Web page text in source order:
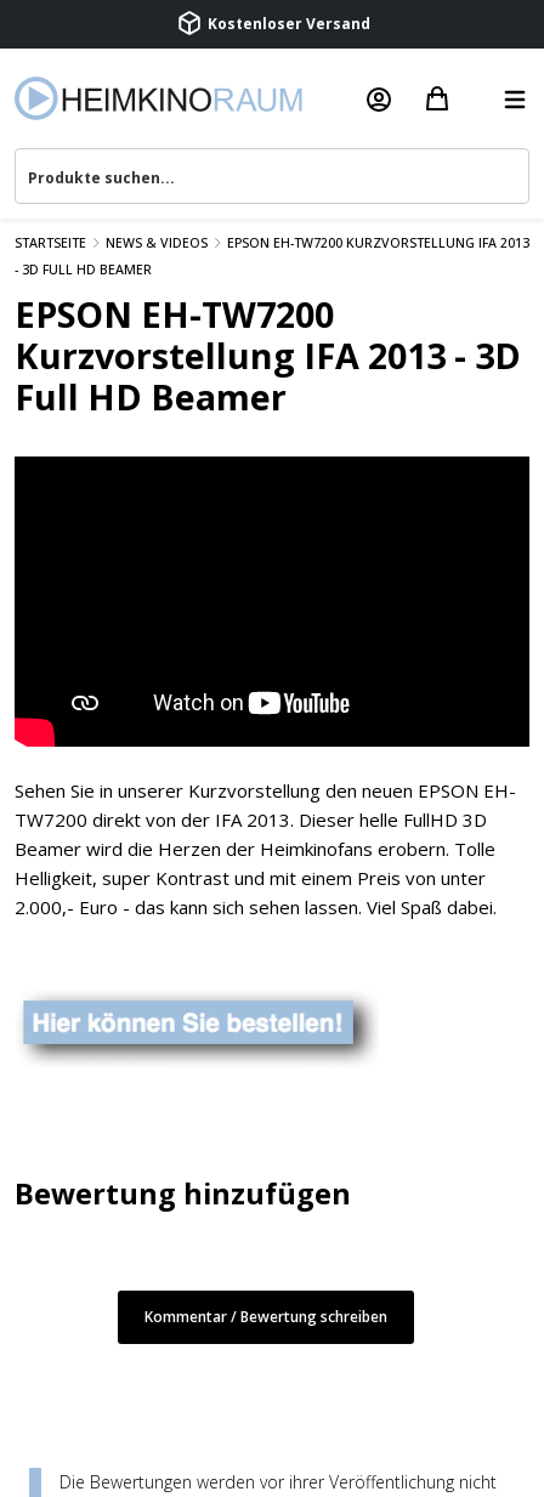
Kostenloser Versand
Beratung & Service
STARTSEITE NEWS & VIDEOS
EPSON EH-TW7200 KURZVORSTELLUNG IFA 2013
- 3D FULL HD BEAMER
EPSON EH-TW7200
Kurzvorstellung IFA 2013 - 3D
Full HD Beamer
Sehen Sie in unserer Kurzvorstellung den neuen EPSON EH-
TW7200 direkt von der IFA 2013. Dieser helle FullHD 3D
Beamer wird die Herzen der Heimkinofans erobern. Tolle
Helligkeit, super Kontrast und mit einem Preis von unter
2.000,- Euro - das kann sich sehen lassen. Viel Spaß dabei.
Bewertung hinzufügen
Kommentar / Bewertung schreiben
Die Bewertungen werden vor ihrer Veröffentlichung nicht